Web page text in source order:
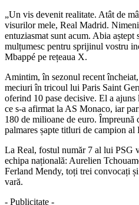
„Un vis devenit realitate. Atât de
visurilor mele, Real Madrid.
entuziasmat sunt acum. Abia aștept
mulțumesc pentru sprijinul vostru
Mbappé pe rețeaua X.
Amintim, în sezonul recent
meciuri în tricoul lui Paris Saint
oferind 10 pase decisive. El a
ce s-a afirmat la AS Monaco, iar
180 de milioane de euro. Împreună
palmares șapte titluri de campion al
La Real, fostul număr 7 al lui PSG
echipa națională: Aurelien
Ferland Mendy, toți trei convocați
vară.
- Publicitate -